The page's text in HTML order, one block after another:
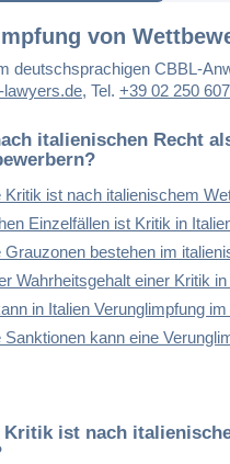
von
deutschsprachigen CBBL-
lawyers.de, Tel. +39 02 250
italienischen Recht
Kritik ist nach italienischem
Einzelfällen ist Kritik in
Grauzonen bestehen im
Wahrheitsgehalt einer Kritik
in Italien Verunglimpfung
Sanktionen kann eine
Kritik ist nach